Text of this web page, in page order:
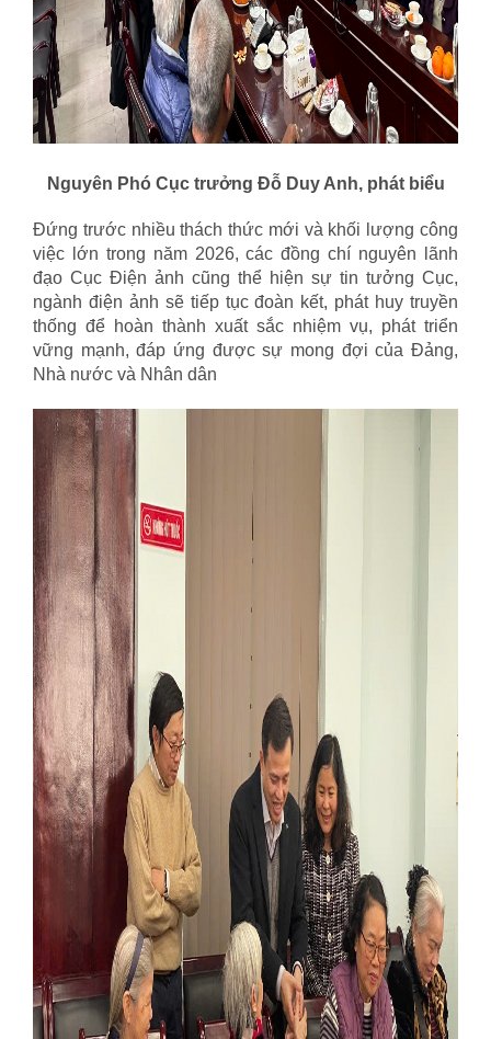
Nguyên Phó Cục trưởng Đỗ Duy Anh, phát biểu
Đứng trước nhiều thách thức mới và khối lượng công
việc lớn trong năm 2026, các đồng chí nguyên lãnh
đạo Cục Điện ảnh cũng thể hiện sự tin tưởng Cục,
ngành điện ảnh sẽ tiếp tục đoàn kết, phát huy truyền
thống để hoàn thành xuất sắc nhiệm vụ, phát triển
vững mạnh, đáp ứng được sự mong đợi của Đảng,
Nhà nước và Nhân dân